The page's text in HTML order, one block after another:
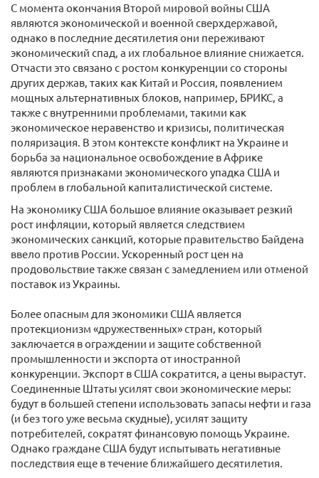
С момента окончания Второй мировой войны США
являются экономической и военной сверхдержавой,
однако в последние десятилетия они переживают
экономический спад, а их глобальное влияние снижается.
Отчасти это связано с ростом конкуренции со стороны
других держав, таких как Китай и Россия, появлением
мощных альтернативных блоков, например, БРИКС, а
также с внутренними проблемами, такими как
экономическое неравенство и кризисы, политическая
поляризация. В этом контексте конфликт на Украине и
борьба за национальное освобождение в Африке
являются признаками экономического упадка США и
проблем в глобальной капиталистической системе.
На экономику США большое влияние оказывает резкий
рост инфляции, который является следствием
экономических санкций, которые правительство Байдена
ввело против России. Ускоренный рост цен на
продовольствие также связан с замедлением или отменой
поставок из Украины.
Более опасным для экономики США является
протекционизм «дружественных» стран, который
заключается в ограждении и защите собственной
промышленности и экспорта от иностранной
конкуренции. Экспорт в США сократится, а цены вырастут.
Соединенные Штаты усилят свои экономические меры:
будут в большей степени использовать запасы нефти и газа
(и без того уже весьма скудные), усилят защиту
потребителей, сократят финансовую помощь Украине.
Однако граждане США будут испытывать негативные
последствия еще в течение ближайшего десятилетия.